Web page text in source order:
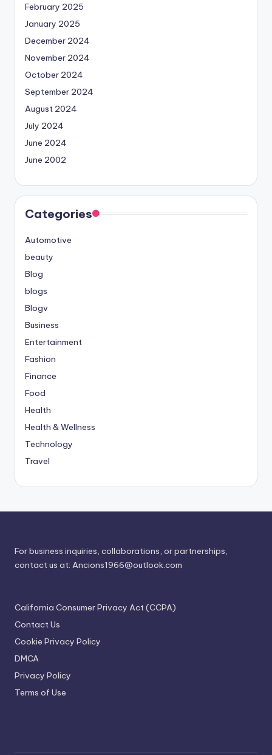
February 2025
January 2025
December 2024
November 2024
October 2024
September 2024
August 2024
July 2024
June 2024
June 2002
Categories
Automotive
beauty
Blog
blogs
Blogv
Business
Entertainment
Fashion
Finance
Food
Health
Health & Wellness
Technology
Travel
For business inquiries, collaborations, or partnerships,
contact us at: Ancions1966@outlook.com
California Consumer Privacy Act (CCPA)
Contact Us
Cookie Privacy Policy
DMCA
Privacy Policy
Terms of Use